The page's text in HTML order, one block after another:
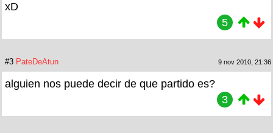
xD
5
#3 PateDeAtun 9 nov 2010, 21:36
alguien nos puede decir de que partido es?
3